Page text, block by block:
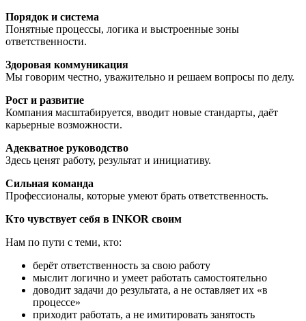
Порядок и система
Понятные процессы, логика и выстроенные зоны
ответственности.
Здоровая коммуникация
Мы говорим честно, уважительно и решаем вопросы по делу.
Рост и развитие
Компания масштабируется, вводит новые стандарты, даёт
карьерные возможности.
Адекватное руководство
Здесь ценят работу, результат и инициативу.
Сильная команда
Профессионалы, которые умеют брать ответственность.
Кто чувствует себя в INKOR своим
Нам по пути с теми, кто:
берёт ответственность за свою работу
мыслит логично и умеет работать самостоятельно
доводит задачи до результата, а не оставляет их «в
процессе»
приходит работать, а не имитировать занятость